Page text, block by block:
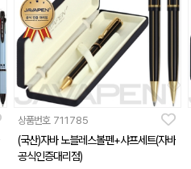
상품번호 711785
(국산)자바 노블레스볼펜+샤프세트(자바
공식인증대리점)